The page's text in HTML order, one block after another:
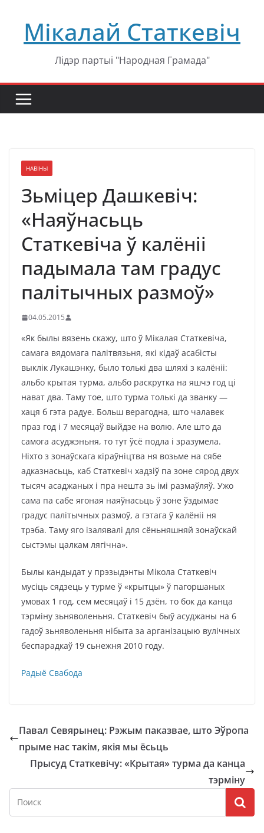
содержимому
Мікалай Статкевіч
Лідэр партыі "Народная Грамада"
НАВІНЫ
Зьміцер Дашкевіч:
«Наяўнасьць
Статкевіча ў калёніі
падымала там градус
палітычных размоў»
04.05.2015
«Як былы вязень скажу, што ў Мікалая Статкевіча,
самага вядомага палітвязьня, які кідаў асабісты
выклік Лукашэнку, было толькі два шляхі з калёніі:
альбо крытая турма, альбо раскрутка на яшчэ год ці
нават два. Таму тое, што турма толькі да званку —
хаця б гэта радуе. Больш верагодна, што чалавек
праз год і 7 месяцаў выйдзе на волю. Але што да
самога асуджэньня, то тут ўсё подла і зразумела.
Ніхто з зонаўскага кіраўніцтва ня возьме на сябе
адказнасьць, каб Статкевіч хадзіў па зоне сярод двух
тысяч асаджаных і пра нешта зь імі размаўляў. Ужо
сама па сабе ягоная наяўнасьць ў зоне ўздымае
градус палітычных размоў, а гэтага ў калёніі ня
трэба. Таму яго ізалявалі для сёньняшняй зонаўскай
сыстэмы цалкам лягічна».
Былы кандыдат у прэзыдэнты Мікола Статкевіч
мусіць сядзець у турме ў «крытцы» ў пагоршаных
умовах 1 год, cем месяцаў і 15 дзён, то бок да канца
тэрміну зьняволеньня. Статкевіч быў асуджаны на 6
гадоў зьняволеньня нібыта за арганізацыю вулічных
беспарадкаў 19 сьнежня 2010 году.
Радыё Свабода
Павал Севярынец: Рэжым паказвае, што Эўропа
прыме нас такім, якія мы ёсьць
Прысуд Статкевічу: «Крытая» турма да канца
тэрміну